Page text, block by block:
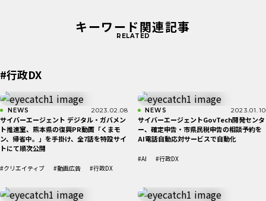
キーワード関連記事
RELATED
#行政DX
NEWS 2023.02.08
サイバーエージェント デジタル・ガバメン
ト推進室、熊本県の復興PR動画「くまモ
ン、帰省中。」を手掛け、全7話を特設サイ
トにて順次公開
#クリエイティブ #動画広告 #行政DX
NEWS 2023.01.10
サイバーエージェントGovTech開発センタ
ー、確定申告・市県民税申告の相談予約を
AI電話自動応対サービスで自動化
#AI #行政DX